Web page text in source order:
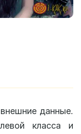
данные.
класса и